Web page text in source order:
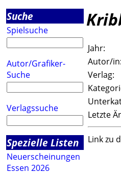
Suche
Spielsuche
Autor/Grafiker-
Suche
Verlagssuche
Spezielle Listen
Neuerscheinungen
Essen 2026
Jahr:
Autor/in:
Verlag:
Letzte
Link zu